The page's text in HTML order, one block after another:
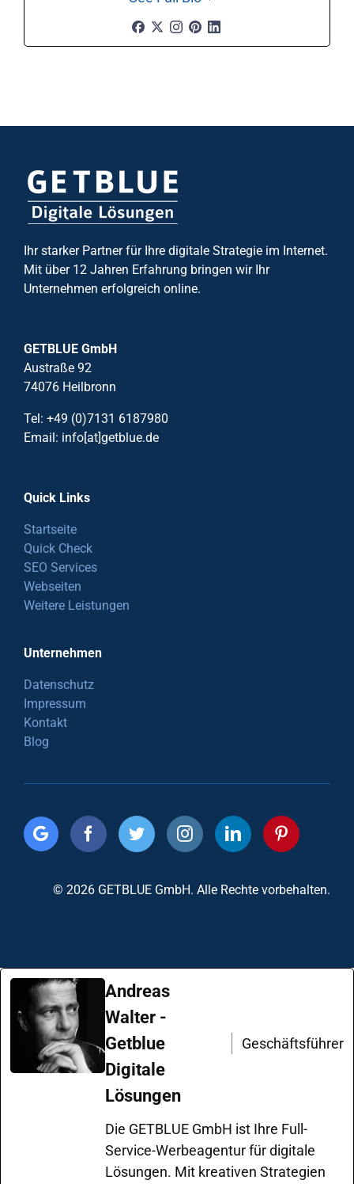
Ihr starker Partner für Ihre digitale Strategie im Internet.
Mit über 12 Jahren Erfahrung bringen wir Ihr
Unternehmen erfolgreich online.
GETBLUE GmbH
Austraße 92
74076 Heilbronn
Tel: +49 (0)7131 6187980
Email: info[at]getblue.de
Quick Links
Startseite
Quick Check
SEO Services
Webseiten
Weitere Leistungen
Unternehmen
Datenschutz
Impressum
Kontakt
Blog
© 2026 GETBLUE GmbH. Alle Rechte vorbehalten.
Andreas
Walter -
Getblue
Digitale
Lösungen
Geschäftsführer
Die GETBLUE GmbH ist Ihre Full-
Service-Werbeagentur für digitale
Lösungen. Mit kreativen Strategien